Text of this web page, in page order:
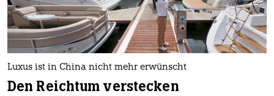
Luxus ist in China nicht mehr erwünscht
Den Reichtum verstecken